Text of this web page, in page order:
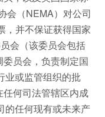
会（NEMA）对公司
，并不保证获得国家
会（该委员会包括
员会，负责制定国
业或监管组织的批
何司法管辖区内成
的任何现有或未来产